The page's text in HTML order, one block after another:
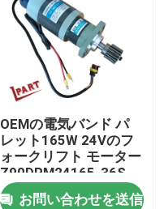
OEMの電気バンド パ
レット165W 24Vのフ
ォークリフト モーター
Z90DPM24165-36S
お問い合わせを送信